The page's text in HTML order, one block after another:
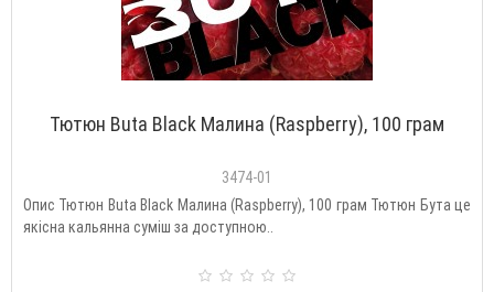
Тютюн Buta Black Малина (Raspberry), 100 грам
3474-01
Опис Тютюн Buta Black Малина (Raspberry), 100 грам Тютюн Бута це
якісна кальянна суміш за доступною..